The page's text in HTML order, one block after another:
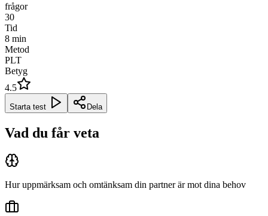
frågor
30
Tid
8 min
Metod
PLT
Betyg
4.5
Starta test Dela
Vad du får veta
Hur uppmärksam och omtänksam din partner är mot dina behov